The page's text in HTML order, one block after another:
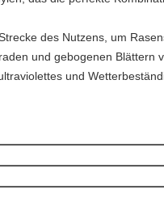
des Nutzens, um
und gebogenen Blättern
und